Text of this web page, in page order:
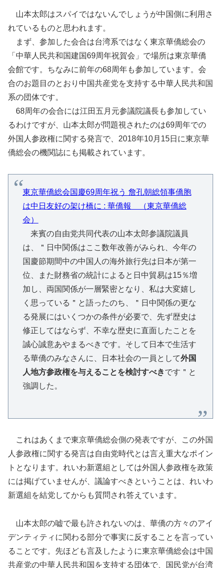
山本太郎はスパイではないんでしょうが中国側に利用さ
れているものと思われます。
まず、参加した会合は台湾系ではなく東京華僑総会の
「中華人民共和国建国69周年祝賀会」で場所は東京華僑
会館です。ちなみに前年の68周年も参加しています。会
合のお題目のとおり中国共産党を支持する中華人民共和国
系の団体です。
68周年の会合には江田五月元参議院議長も参加してい
るわけですが、山本太郎が問題視されたのは69周年での
外国人参政権に関する発言で、2018年10月15日に東京華
僑総会の機関誌にも掲載されています。
東京華僑総会国慶69周年祝う 詹孔朝総領事僑胞
は中日友好の架け橋に : 華僑報 （東京華僑総
会）
来賓の自由党共同代表の山本太郎参議院議員
は、＂日中関係はここ数年改善がみられ、今年の
国慶節期間中の中国人の海外旅行先は日本が第一
位、また財務省の統計によると日中貿易は15％増
加し、両国関係が一層緊密となり、私は大変嬉し
く思っている＂と語ったのち、＂日中関係の更な
る発展にはいくつかの条件が必要で、先ず歴史は
修正してはならず、不幸な歴史に直面したことを
誠心誠意あやまるべきです。そして日本で生活す
る華僑のみなさんに、日本社会の一員として外国
人地方参政権を与えることを検討すべきです＂と
強調した。
これはあくまで東京華僑総会側の発表ですが、この外国
人参政権に関する発言は自由党時代とは言え重大なポイン
トとなります。れいわ新選組としては外国人参政権を政策
には掲げていませんが、議論すべきということは、れいわ
新選組を結党してからも質問され答えています。
山本太郎の嘘で最も許されないのは、華僑の方々のアイ
デンティティに関わる部分で事実に反することを言ってい
ることです。先ほども言及したように東京華僑総会は中国
共産党の中華人民共和国を支持する団体で、国民党が台湾